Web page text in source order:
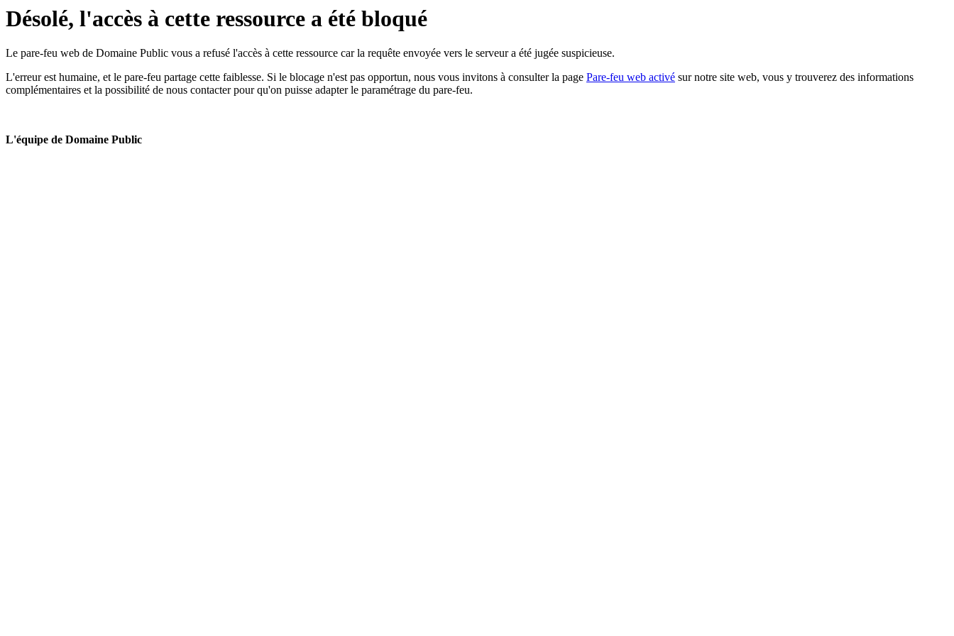
Désolé, l'accès à cette ressource a été bloqué
Le pare-feu web de Domaine Public vous a refusé l'accès à cette ressource car la requête envoyée vers le serveur a été jugée suspicieuse.
L'erreur est humaine, et le pare-feu partage cette faiblesse. Si le blocage n'est pas opportun, nous vous invitons à consulter la page Pare-feu web activé sur notre site web, vous y trouverez des informations
complémentaires et la possibilité de nous contacter pour qu'on puisse adapter le paramétrage du pare-feu.
L'équipe de Domaine Public